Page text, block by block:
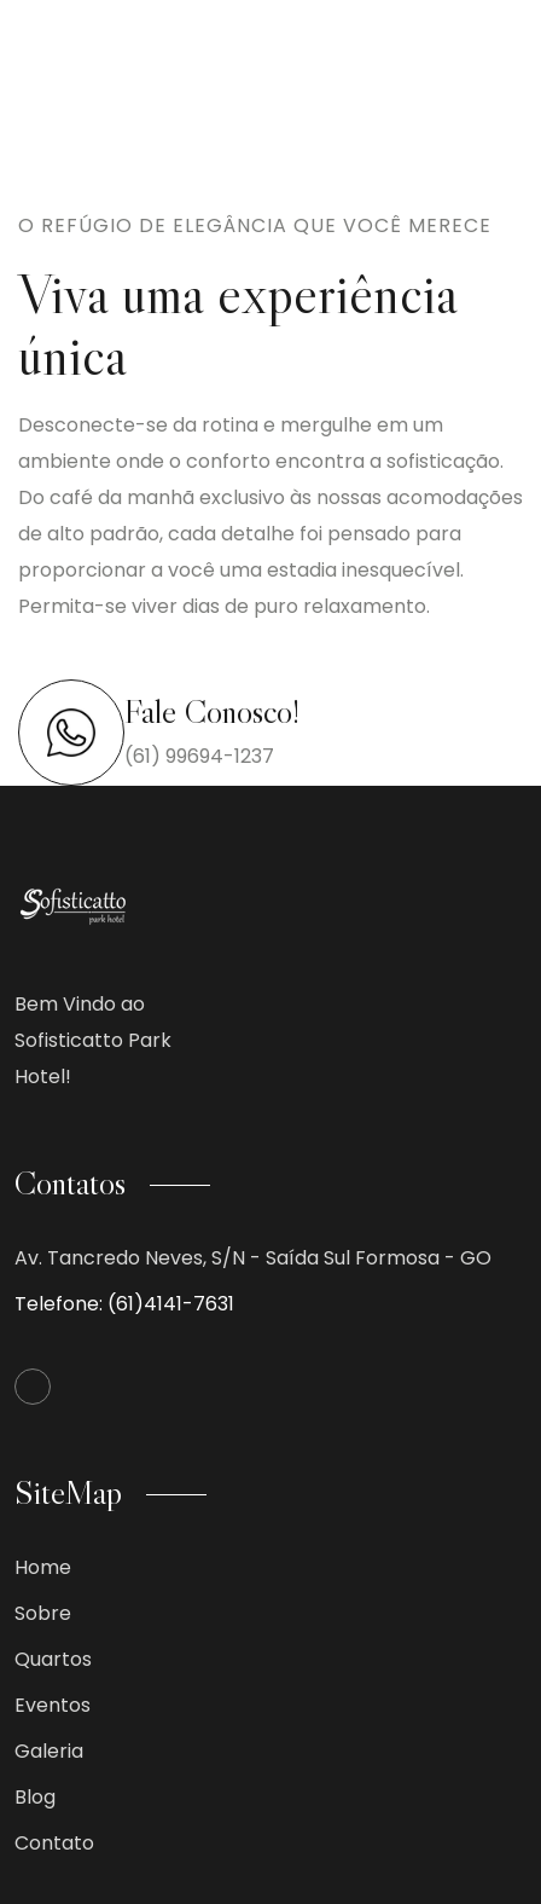
O REFÚGIO DE ELEGÂNCIA QUE VOCÊ MERECE
Viva uma experiência
única
Desconecte-se da rotina e mergulhe em um
ambiente onde o conforto encontra a sofisticação.
Do café da manhã exclusivo às nossas acomodações
de alto padrão, cada detalhe foi pensado para
proporcionar a você uma estadia inesquecível.
Permita-se viver dias de puro relaxamento.
Fale Conosco!
(61) 99694-1237
Bem Vindo ao
Sofisticatto Park
Hotel!
Contatos
Av. Tancredo Neves, S/N - Saída Sul Formosa - GO
Telefone: (61)4141-7631
SiteMap
Home
Sobre
Quartos
Eventos
Galeria
Blog
Contato